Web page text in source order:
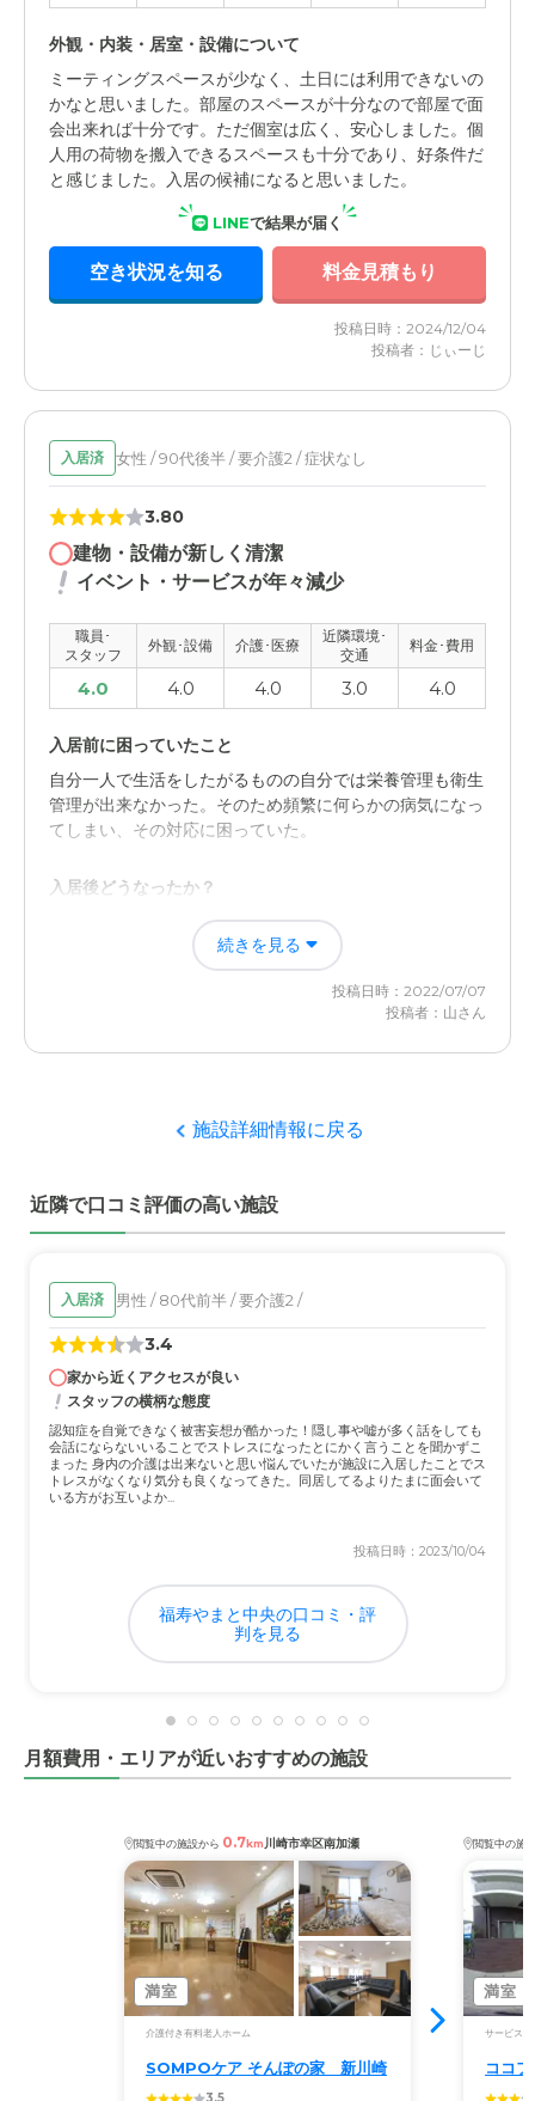
外観・内装・居室・設備について
ミーティングスペースが少なく、土日には利用できないの
かなと思いました。部屋のスペースが十分なので部屋で面
会出来れば十分です。ただ個室は広く、安心しました。個
人用の荷物を搬入できるスペースも十分であり、好条件だ
と感じました。入居の候補になると思いました。
LINEで結果が届く
空き状況を知る 料金見積もり
投稿日時：2024/12/04
投稿者：じぃーじ
入居済 女性 / 90代後半 / 要介護2 / 症状なし
3.80
建物・設備が新しく清潔
イベント・サービスが年々減少
職員･
スタッフ
外観･設備 介護･医療
近隣環境･
交通
料金･費用
4.0 4.0 4.0 3.0 4.0
入居前に困っていたこと
自分一人で生活をしたがるものの自分では栄養管理も衛生
管理が出来なかった。そのため頻繁に何らかの病気になっ
てしまい、その対応に困っていた。
入居後どうなったか？
施設で栄養管理ができている食事を提供してくれて、また
衛生面の管理も十分にしてくれているので。
職員・スタッフ・他入居者の雰囲気について
に対応してくれていると感じます。
比較的新しい建物ですので、外観や内装、居室、設備とも
にきれいで衛生面も問題ないと思いました。
介護医療サービスについて
日常から良く対応してくれています。何かあればきちんと
連絡もくれますし対応もしてくれます。
近隣環境や交通アクセスについて
ないので自動車がないと不便かと思います。
料金費用について
入居時は、今よりもイベントやサービスも多かったと思い
続きを見る
投稿日時：2022/07/07
投稿者：山さん
施設詳細情報に戻る
近隣で口コミ評価の高い施設
入居済 男性 / 80代前半 / 要介護2 /
3.4
家から近くアクセスが良い
スタッフの横柄な態度
認知症を自覚できなく被害妄想が酷かった！隠し事や嘘が多く話をしても
会話にならないいることでストレスになったとにかく言うことを聞かずこ
まった 身内の介護は出来ないと思い悩んでいたが施設に入居したことでス
トレスがなくなり気分も良くなってきた。同居してるよりたまに面会いて
いる方がお互いよか...
投稿日時：2023/10/04
福寿やまと中央の口コミ・評
判を見る
月額費用・エリアが近いおすすめの施設
閲覧中の施設から 0.7km川崎市幸区南加瀬
満室
介護付き有料老人ホーム
SOMPOケア そんぽの家 新川崎
閲覧中の施
満室
サービス付
ココ